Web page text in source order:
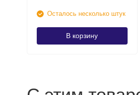
Осталось несколько штук
В корзину